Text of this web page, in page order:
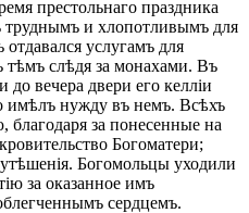
престольнаго праздника
и хлопотливымъ для
услугамъ для
тѣмъ слѣдя за монахами. Въ
до вечера двери его келліи
имѣлъ нужду въ немъ. Всѣхъ
за понесенные на
Богоматери;
Богомольцы уходили
за оказанное имъ
сердцемъ.